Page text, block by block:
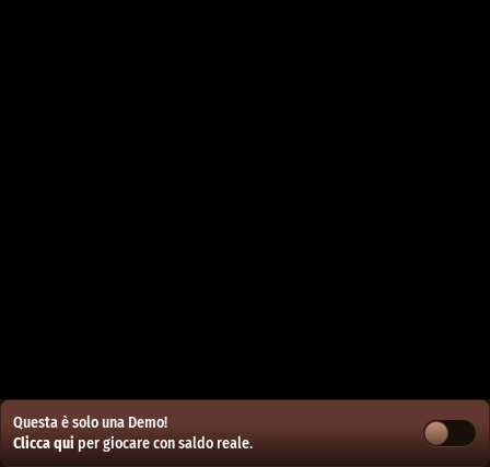
Questa è solo una Demo!
Clicca qui per giocare con saldo reale.